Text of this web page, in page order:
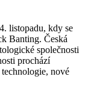
listopadu, kdy se
Banting. Česká
společnosti
prochází
nové